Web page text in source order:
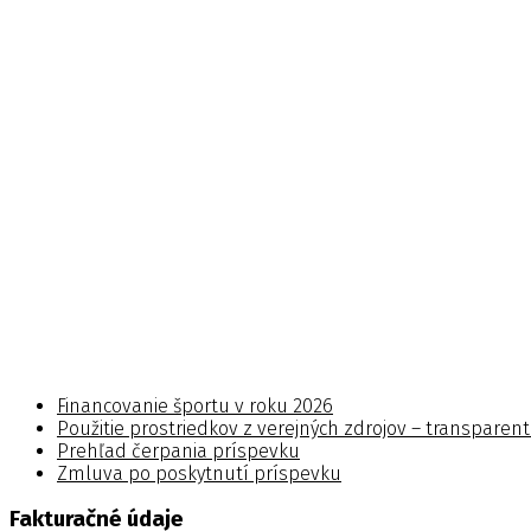
Financovanie športu v roku 2026
Použitie prostriedkov z verejných zdrojov –
Prehľad čerpania príspevku
Zmluva po poskytnutí príspevku
Fakturačné údaje